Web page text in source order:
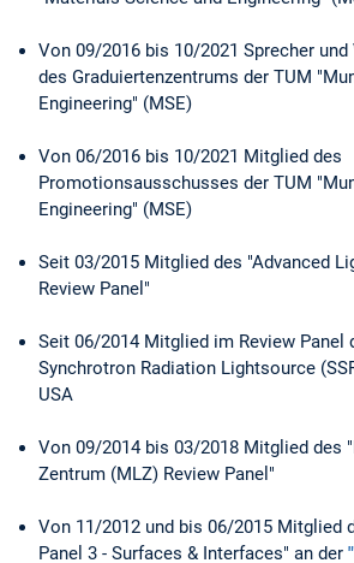
Von 09/2016 bis 10/2021 Sprecher
des Graduiertenzentrums der TUM
Engineering" (MSE)
Von 06/2016 bis 10/2021 Mitglied des
Promotionsausschusses der TUM
Engineering" (MSE)
Seit 03/2015 Mitglied des "Advanced
Review Panel"
Seit 06/2014 Mitglied im Review Panel
Synchrotron Radiation Lightsource
USA
Von 09/2014 bis 03/2018 Mitglied des
Zentrum (MLZ) Review Panel"
Von 11/2012 und bis 06/2015 Mitglied
Panel 3 - Surfaces & Interfaces" an der